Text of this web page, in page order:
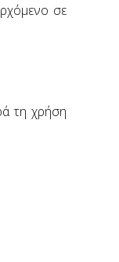
σε
τη χρήση